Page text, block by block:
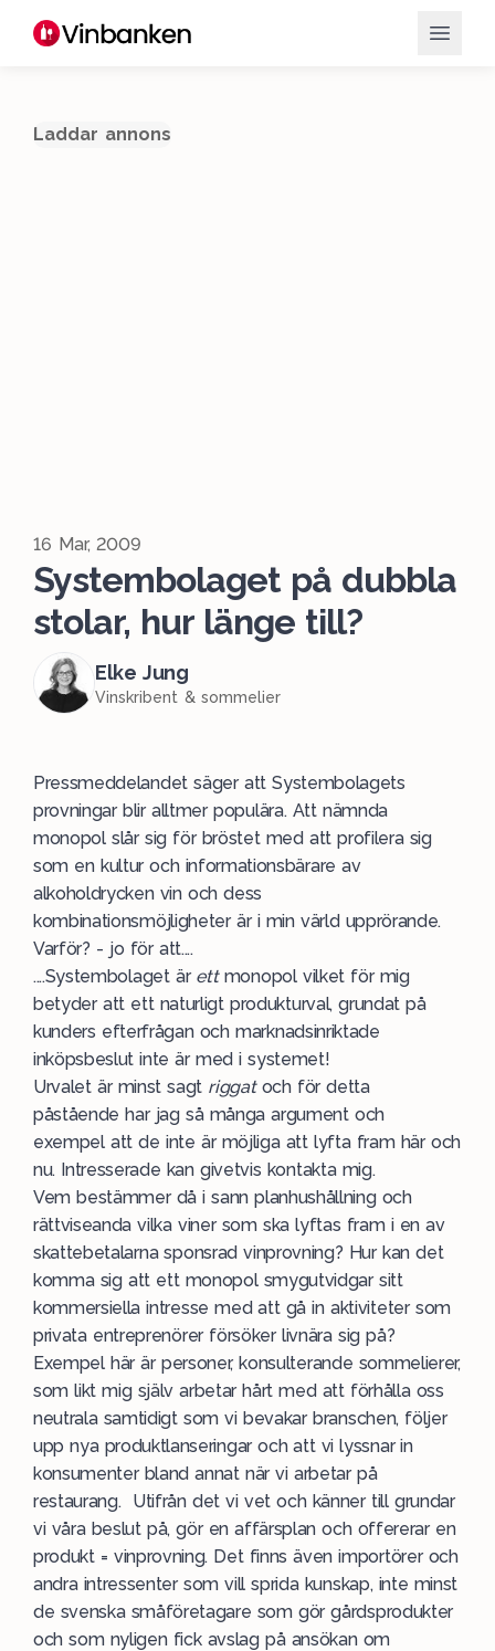
Laddar annons
16 Mar, 2009
Systembolaget på dubbla
stolar, hur länge till?
Elke Jung
Vinskribent & sommelier
Pressmeddelandet säger att Systembolagets
provningar blir alltmer populära. Att nämnda
monopol slår sig för bröstet med att profilera sig
som en kultur och informationsbärare av
alkoholdrycken vin och dess
kombinationsmöjligheter är i min värld upprörande.
Varför? - jo för att....
....Systembolaget ärettmonopol vilket för mig
betyder att ett naturligt produkturval, grundat på
kunders efterfrågan och marknadsinriktade
inköpsbeslut inte är med i systemet!
Urvalet är minst sagt riggat och för detta
påstående har jag så många argument och
exempel att de inte är möjliga att lyfta fram här och
nu. Intresserade kan givetvis kontakta mig.
Vem bestämmer då i sann planhushållning och
rättviseanda vilka viner som ska lyftas fram i en av
skattebetalarna sponsrad vinprovning? Hur kan det
komma sig att ett monopol smygutvidgar sitt
kommersiella intresse med att gå in aktiviteter som
privata entreprenörer försöker livnära sig på?
Exempel här är personer, konsulterande sommelierer,
som likt mig själv arbetar hårt med att förhålla oss
neutrala samtidigt som vi bevakar branschen, följer
upp nya produktlanseringar och att vi lyssnar in
konsumenter bland annat när vi arbetar på
restaurang. Utifrån det vi vet och känner till grundar
vi våra beslut på, gör en affärsplan och offererar en
produkt = vinprovning. Det finns även importörer och
andra intressenter som vill sprida kunskap, inte minst
de svenska småföretagare som gör gårdsprodukter
och som nyligen fick avslag på ansökan om